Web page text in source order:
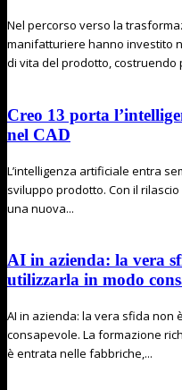
Nel percorso verso la
manifatturiere hanno investito
di vita del prodotto, costruendo
Creo 13 porta
nel CAD
L’intelligenza artificiale entra
sviluppo prodotto. Con il rilascio
una nuova...
AI in azienda: la vera
utilizzarla in modo
AI in azienda: la vera sfida non
consapevole. La formazione
è entrata nelle fabbriche,...